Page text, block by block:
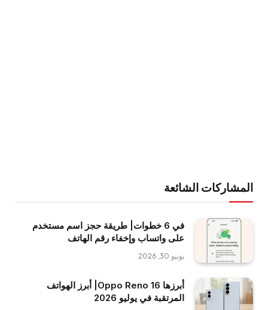
المشاركات الشائعة
في 6 خطوات| طريقة حجز اسم مستخدم
على واتساب وإخفاء رقم الهاتف
يونيو 30, 2026
أبرزها Oppo Reno 16| أبرز الهواتف
المرتقبة في يوليو 2026